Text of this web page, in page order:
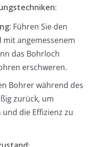
:
: Führen Sie den
angemessenem
das Bohrloch
erschweren.
Bohrer während des
zurück, um
die Effizienz zu